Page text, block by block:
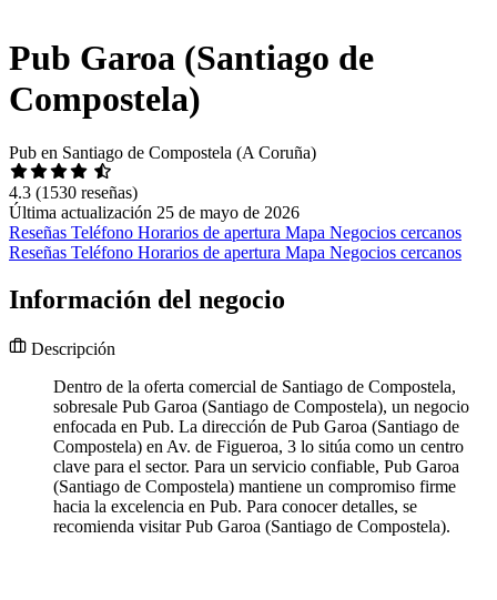
Pub Garoa (Santiago de
Compostela)
Pub en Santiago de Compostela (A Coruña)
4.3 (1530 reseñas)
Última actualización 25 de mayo de 2026
Reseñas Teléfono Horarios de apertura Mapa Negocios cercanos
Reseñas Teléfono Horarios de apertura Mapa Negocios cercanos
Información del negocio
Descripción
Dentro de la oferta comercial de Santiago de Compostela,
sobresale Pub Garoa (Santiago de Compostela), un negocio
enfocada en Pub. La dirección de Pub Garoa (Santiago de
Compostela) en Av. de Figueroa, 3 lo sitúa como un centro
clave para el sector. Para un servicio confiable, Pub Garoa
(Santiago de Compostela) mantiene un compromiso firme
hacia la excelencia en Pub. Para conocer detalles, se
recomienda visitar Pub Garoa (Santiago de Compostela).